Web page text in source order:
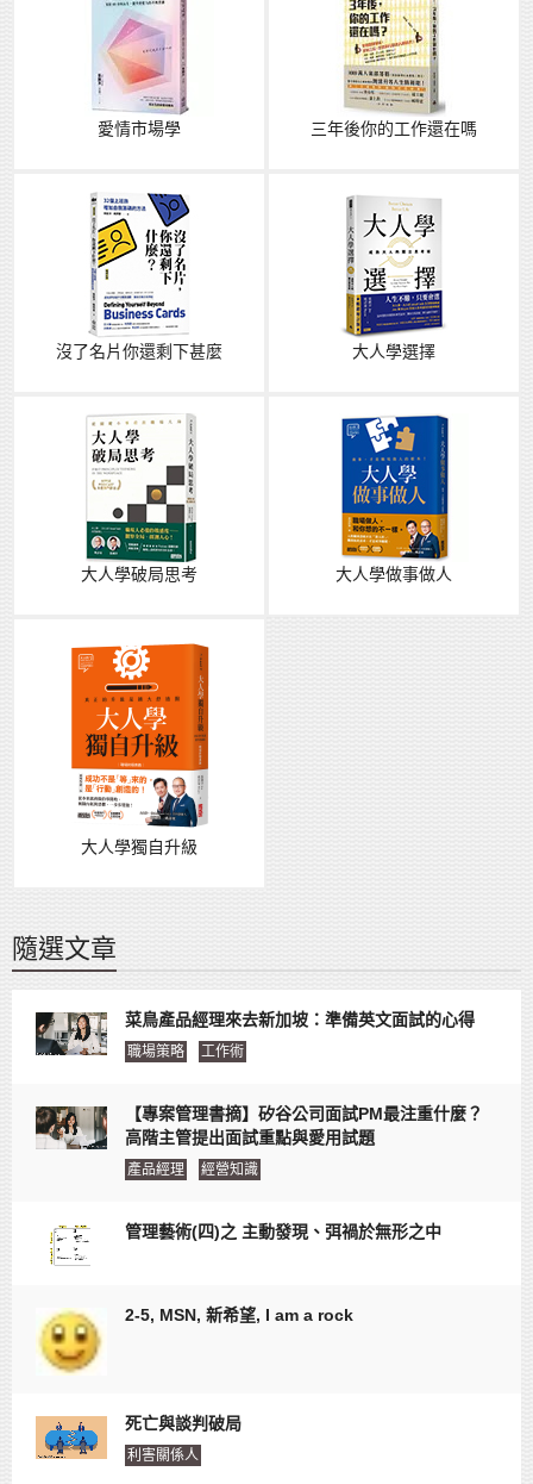
愛情市場學 三年後你的工作還在嗎
沒了名片你還剩下甚麼 大人學選擇
大人學破局思考 大人學做事做人
大人學獨自升級
隨選文章
菜鳥產品經理來去新加坡：準備英文面試的心得
職場策略 工作術
【專案管理書摘】矽谷公司面試PM最注重什麼？
高階主管提出面試重點與愛用試題
產品經理 經營知識
管理藝術(四)之 主動發現、弭禍於無形之中
2-5, MSN, 新希望, I am a rock
死亡與談判破局
利害關係人